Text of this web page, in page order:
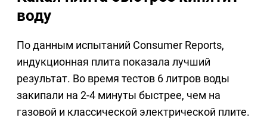
воду
По данным испытаний Consumer Reports,
индукционная плита показала лучший
результат. Во время тестов 6 литров воды
закипали на 2-4 минуты быстрее, чем на
газовой и классической электрической плите.